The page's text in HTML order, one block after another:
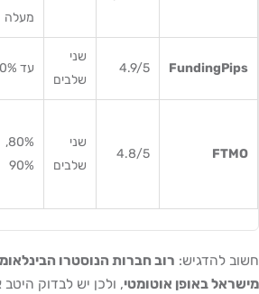
מעלה
FundingPips
4.9/5
שני
שלבים
עד 90%
FTMO
4.8/5
שני
שלבים
80%,
90%
חשוב להדגיש: רוב חברות הנוסטרו
מישראל באופן אוטומטי, ולכן יש לבדוק